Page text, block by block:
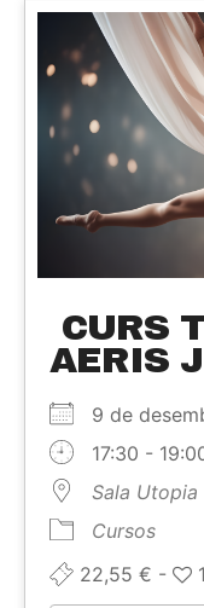
CURS
AERIS
9 de
17:30 -
Sala Utopia
Cursos
22,55 € -